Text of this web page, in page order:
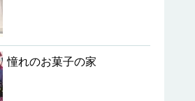
憧れのお菓子の家